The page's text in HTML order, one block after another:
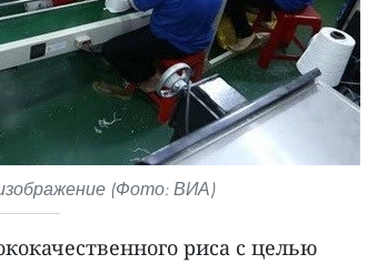
(Фото: ВИА)
риса с целью